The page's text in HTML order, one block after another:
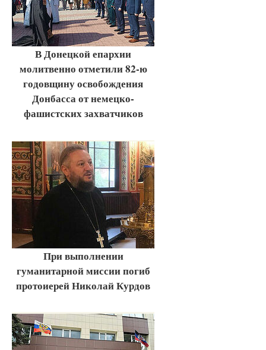
В Донецкой епархии
молитвенно отметили 82-ю
годовщину освобождения
Донбасса от немецко-
фашистских захватчиков
При выполнении
гуманитарной миссии погиб
протоиерей Николай Курдов